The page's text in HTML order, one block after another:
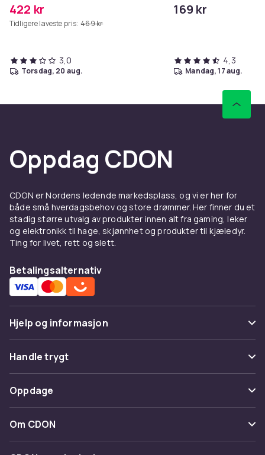
422 kr
Tidligere laveste pris: 469 kr
3,0
torsdag, 20 aug.
169 kr
4,3
mandag, 17 aug.
Oppdag CDON
CDON er Nordens ledende markedsplass, og vi er her for
både små hverdagsbehov og store drømmer. Her finner du et
stadig større utvalg av produkter innen alt fra gaming, leker
og elektronikk til hage, skjønnhet og produkter til kjæledyr.
Ting for livet, rett og slett.
Betalingsalternativ
Hjelp og informasjon
Vanlige spørsmål
Spor pakke
Angre & returner her
Kontakt oss
Handle trygt
Betaling
Levering
Oppdage
Kategorier
Varemerker
Om CDON